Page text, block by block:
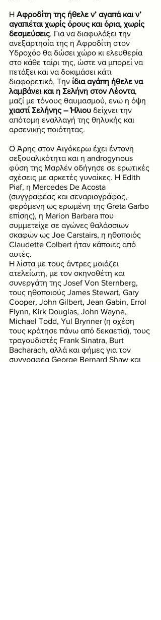
Η Αφροδίτη της ήθελε ν’ αγαπά και ν’
αγαπιέται χωρίς όρους και όρια, χωρίς
δεσμεύσεις. Για να διαφυλάξει την
ανεξαρτησία της η Αφροδίτη στον
Υδροχόο θα δώσει χώρο κι ελευθερία
στο κάθε ταίρι της, ώστε να μπορεί να
πετάξει και να δοκιμάσει κάτι
διαφορετικό. Την ίδια αγάπη ήθελε να
λαμβάνει και η Σελήνη στον Λέοντα,
μαζί με τόνους θαυμασμού, ενώ η όψη
χιαστί Σελήνης – Ήλιου δείχνει την
απότομη εναλλαγή της θηλυκής και
αρσενικής ποιότητας.
Ο Άρης στον Αιγόκερω έχει έντονη
σεξουαλικότητα και η androgynous
φύση της Μαρλέν οδήγησε σε ερωτικές
σχέσεις με αρκετές γυναίκες. Η Edith
Piaf, η Mercedes De Acosta
(συγγραφέας και σεναριογράφος,
φερόμενη ως ερωμένη της Greta Garbo
επίσης), η Marion Barbara που
συμμετείχε σε αγώνες θαλάσσιων
σκαφών ως Joe Carstairs, η ηθοποιός
Claudette Colbert ήταν κάποιες από
αυτές.
Η λίστα με τους άντρες μοιάζει
ατελείωτη, με τον σκηνοθέτη και
συνεργάτη της Josef Von Sternberg,
τους ηθοποιούς James Stewart, Gary
Cooper, John Gilbert, Jean Gabin, Errol
Flynn, Kirk Douglas, John Wayne,
Michael Todd, Yul Brynner (η σχέση
τους κράτησε πάνω από δεκαετία), τους
τραγουδιστές Frank Sinatra, Burt
Bacharach, αλλά και φήμες για τον
συγγραφέα George Bernard Shaw και